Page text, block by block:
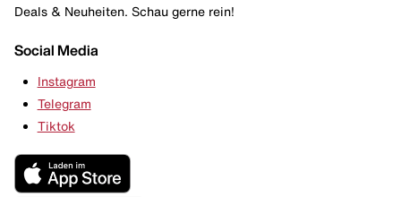
Deals & Neuheiten. Schau gerne rein!
Social Media
Instagram
Telegram
Tiktok